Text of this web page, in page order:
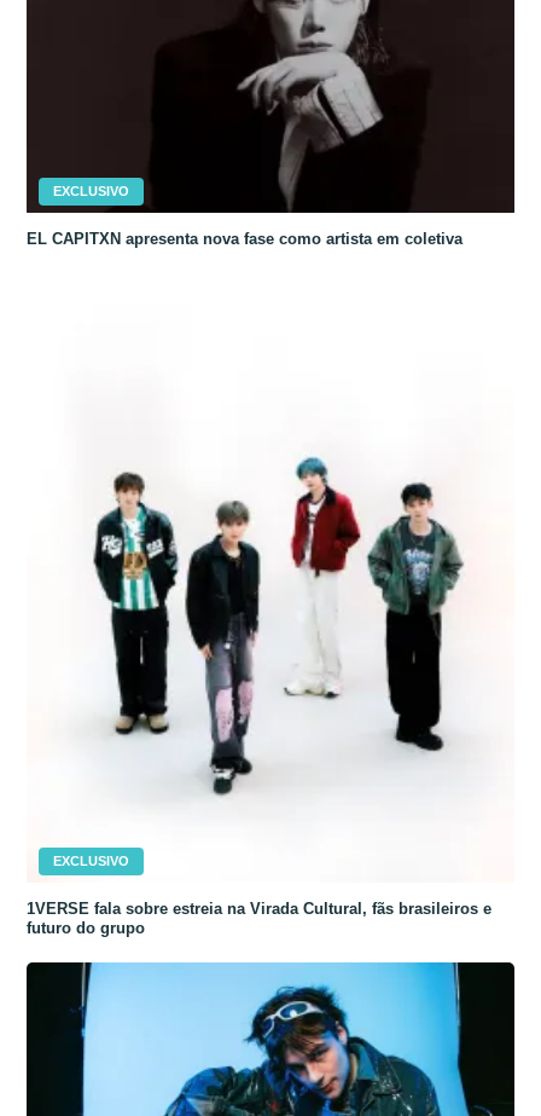
EXCLUSIVO
EL CAPITXN apresenta nova fase como artista em coletiva
EXCLUSIVO
1VERSE fala sobre estreia na Virada Cultural, fãs brasileiros e
futuro do grupo